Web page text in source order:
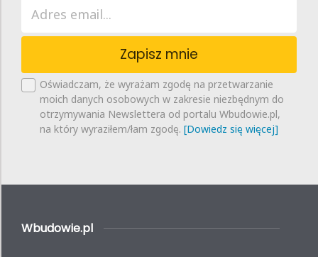
Zapisz mnie
Oświadczam, że wyrażam zgodę na przetwarzanie
moich danych osobowych w zakresie niezbędnym do
otrzymywania Newslettera od portalu Wbudowie.pl,
na który wyraziłem/łam zgodę. [Dowiedz się więcej]
Wbudowie.pl